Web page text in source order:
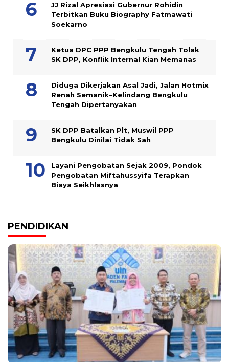
JJ Rizal Apresiasi Gubernur Rohidin
Terbitkan Buku Biography Fatmawati
Soekarno
Ketua DPC PPP Bengkulu Tengah Tolak
SK DPP, Konflik Internal Kian Memanas
Diduga Dikerjakan Asal Jadi, Jalan Hotmix
Renah Semanik–Kelindang Bengkulu
Tengah Dipertanyakan
SK DPP Batalkan Plt, Muswil PPP
Bengkulu Dinilai Tidak Sah
Layani Pengobatan Sejak 2009, Pondok
Pengobatan Miftahussyifa Terapkan
Biaya Seikhlasnya
PENDIDIKAN